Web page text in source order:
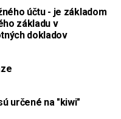
účtu - je základom
základu v
dokladov
určené na "kiwi"